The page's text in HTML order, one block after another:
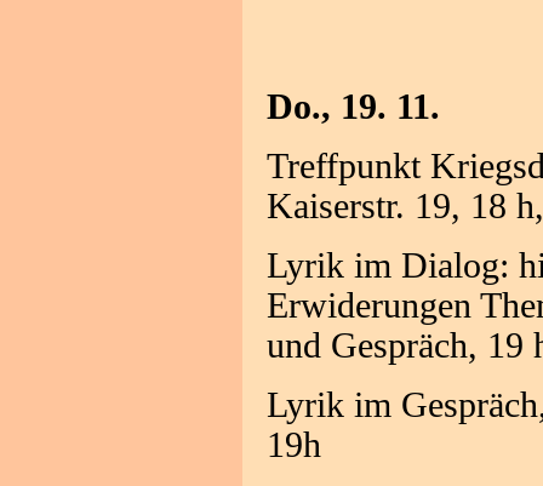
Do., 19. 11.
Treffpunkt
Kaiserstr. 19, 18
Lyrik im Dialog:
Erwiderungen
und Gespräch, 19
Lyrik im
19h